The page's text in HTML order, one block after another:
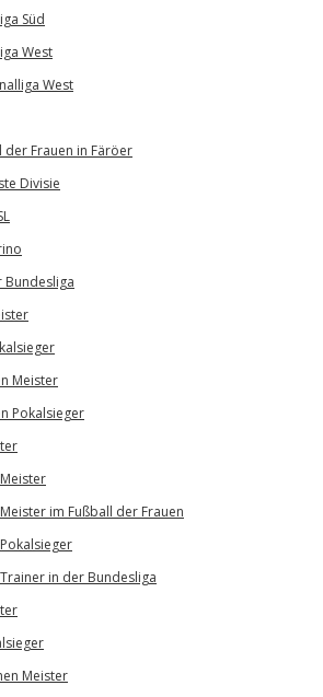
Süd
West
West
der Frauen in Färöer
Divisie
Meister
Pokalsieger
im Fußball der Frauen
in der Bundesliga
Meister